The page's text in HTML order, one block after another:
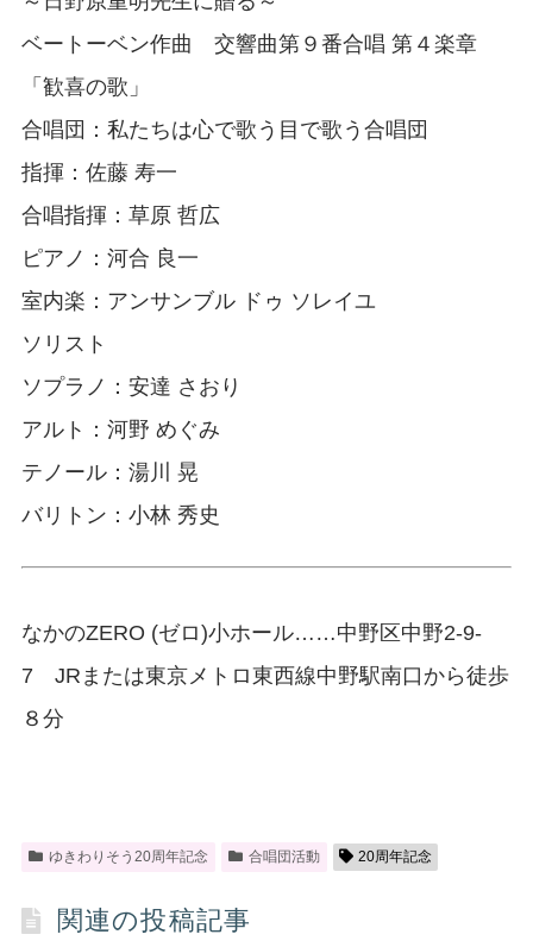
ベートーベン作曲 交響曲第９番合唱 第４楽章
「歓喜の歌」
合唱団：私たちは心で歌う目で歌う合唱団
指揮：佐藤 寿一
合唱指揮：草原 哲広
ピアノ：河合 良一
室内楽：アンサンブル ドゥ ソレイユ
ソリスト
ソプラノ：安達 さおり
アルト：河野 めぐみ
テノール：湯川 晃
バリトン：小林 秀史
なかのZERO (ゼロ)小ホール……中野区中野2-9-
7 JRまたは東京メトロ東西線中野駅南口から徒歩
８分
ゆきわりそう20周年記念 合唱団活動 20周年記念
関連の投稿記事